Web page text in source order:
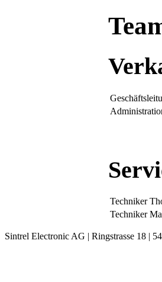
Techniker
Techniker
Sintrel Electronic AG | Ringstrasse 18 |